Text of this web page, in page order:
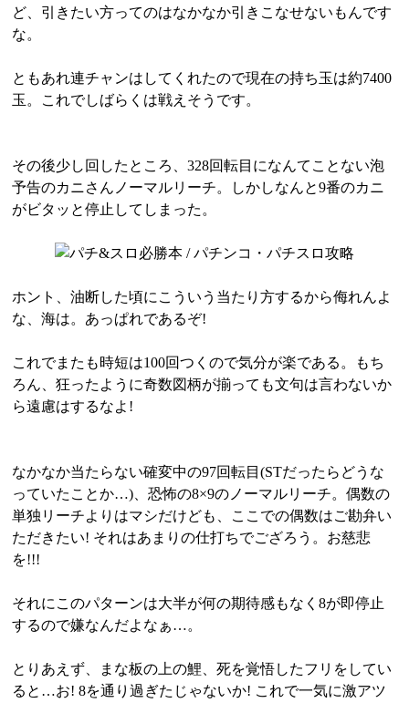
ど、引きたい方ってのはなかなか引きこなせないもんです
な。
ともあれ連チャンはしてくれたので現在の持ち玉は約7400
玉。これでしばらくは戦えそうです。
その後少し回したところ、328回転目になんてことない泡
予告のカニさんノーマルリーチ。しかしなんと9番のカニ
がビタッと停止してしまった。
ホント、油断した頃にこういう当たり方するから侮れんよ
な、海は。あっぱれであるぞ!
これでまたも時短は100回つくので気分が楽である。もち
ろん、狂ったように奇数図柄が揃っても文句は言わないか
ら遠慮はするなよ!
なかなか当たらない確変中の97回転目(STだったらどうな
っていたことか…)、恐怖の8×9のノーマルリーチ。偶数の
単独リーチよりはマシだけども、ここでの偶数はご勘弁い
ただきたい! それはあまりの仕打ちでござろう。お慈悲
を!!!
それにこのパターンは大半が何の期待感もなく8が即停止
するので嫌なんだよなぁ…。
とりあえず、まな板の上の鯉、死を覚悟したフリをしてい
ると…お! 8を通り過ぎたじゃないか! これで一気に激アツ